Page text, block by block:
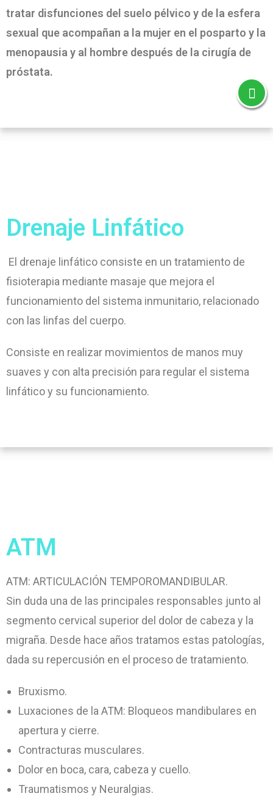
tratar disfunciones del suelo pélvico y de la esfera
sexual que acompañan a la mujer en el posparto y la
menopausia y al hombre después de la cirugía de
próstata.
Drenaje Linfático
El drenaje linfático consiste en un tratamiento de
fisioterapia mediante masaje que mejora el
funcionamiento del sistema inmunitario, relacionado
con las linfas del cuerpo.
Consiste en realizar movimientos de manos muy
suaves y con alta precisión para regular el sistema
linfático y su funcionamiento.
ATM
ATM: ARTICULACIÓN TEMPOROMANDIBULAR.
Sin duda una de las principales responsables junto al
segmento cervical superior del dolor de cabeza y la
migraña. Desde hace años tratamos estas patologías,
dada su repercusión en el proceso de tratamiento.
Bruxismo.
Luxaciones de la ATM: Bloqueos mandibulares en
apertura y cierre.
Contracturas musculares.
Dolor en boca, cara, cabeza y cuello.
Traumatismos y Neuralgias.